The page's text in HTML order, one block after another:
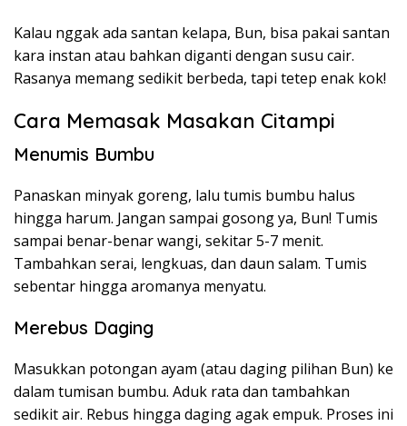
Kalau nggak ada santan kelapa, Bun, bisa pakai santan
kara instan atau bahkan diganti dengan susu cair.
Rasanya memang sedikit berbeda, tapi tetep enak kok!
Cara Memasak Masakan Citampi
Menumis Bumbu
Panaskan minyak goreng, lalu tumis bumbu halus
hingga harum. Jangan sampai gosong ya, Bun! Tumis
sampai benar-benar wangi, sekitar 5-7 menit.
Tambahkan serai, lengkuas, dan daun salam. Tumis
sebentar hingga aromanya menyatu.
Merebus Daging
Masukkan potongan ayam (atau daging pilihan Bun) ke
dalam tumisan bumbu. Aduk rata dan tambahkan
sedikit air. Rebus hingga daging agak empuk. Proses ini